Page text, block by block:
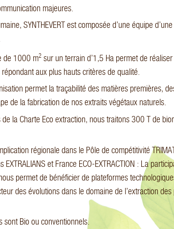
majeures.
SYNTHEVERT est composée d’une équipe
de 1000 m2 sur un terrain d’1,5 Ha permet de
aux plus hauts critères de qualité.
permet la traçabilité des matières premières,
de la fabrication de nos extraits végétaux naturels.
de la Charte Eco extraction, nous traitons 300 T de
régionale dans le Pôle de compétitivité
EXTRALIANS et France ECO-EXTRACTION : La
permet de bénéficier de plateformes
des évolutions dans le domaine de l’extraction
sont Bio ou conventionnels.